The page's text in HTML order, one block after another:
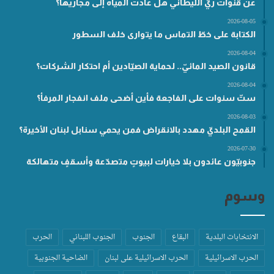
عن قنوات ريّ الليطاني هل عادت المياه إلى مجاريها؟
2026-08-05
الكتابة على خطّ التماس ما يتوارى خلف السطور
2026-08-04
قانون الصيد المائيّ.. لحماية الصيّادين أم احتكار الشركات؟
2026-08-04
ستّ سنوات على الفاجعة فأين أضحى ملف انفجار المرفأ؟
2026-08-03
القمح البلديّ مهدد بالانقراض فمن يحمي سنابل لبنان الأخيرة؟
2026-07-30
جنوبيّون عائدون بلا خيارات لبيوتٍ متصدّعة وأسقفٍ متهالكة
وسوم
الانتخابات البلدية البقاع الجنوب الجنوب اللبناني
الحرب
الحرب الاسرائيلية
الحرب الاسرائيلية على لبنان
الضاحية الجنوبية